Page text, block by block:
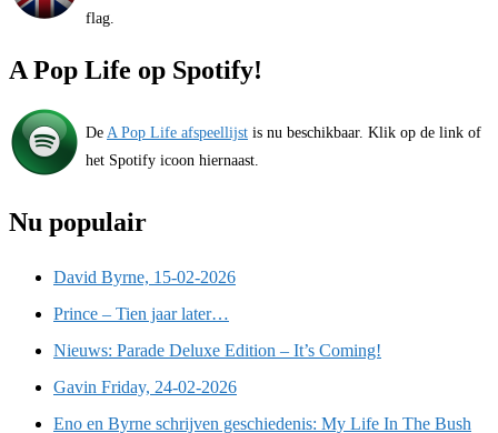
flag.
A Pop Life op Spotify!
De A Pop Life afspeellijst is nu beschikbaar. Klik op de link of
het Spotify icoon hiernaast.
Nu populair
David Byrne, 15-02-2026
Prince – Tien jaar later…
Nieuws: Parade Deluxe Edition – It’s Coming!
Gavin Friday, 24-02-2026
Eno en Byrne schrijven geschiedenis: My Life In The Bush